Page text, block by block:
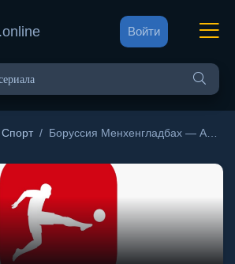
.online Войти
Спорт/ Боруссия Менхенгладбах — Айнтрахт прямая трансляция 27 сентября 2025